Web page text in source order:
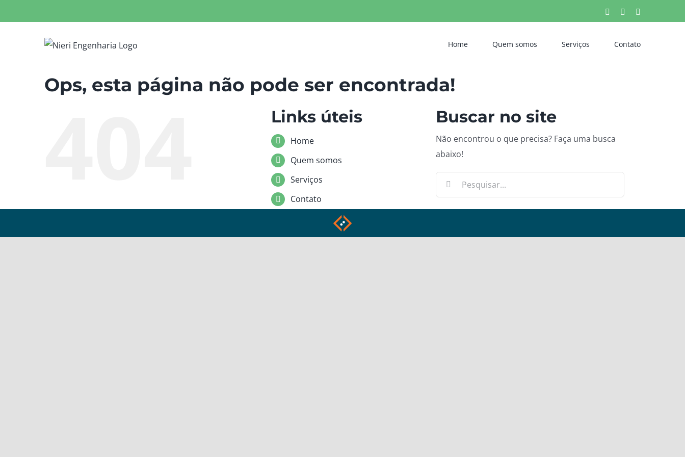
para
Facebook
Home Quem somos Serviços Contato
Ops, esta página não pode ser encontrada!
Links úteis
Home
Quem somos
Serviços
Contato
Buscar no site
Não encontrou o que precisa? Faça uma busca
abaixo!
Buscar
resultados
para: